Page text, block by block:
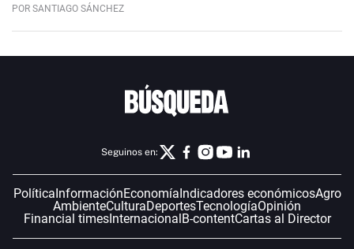
POR SANTIAGO SÁNCHEZ
Seguinos en:
Política InformaciónEconomía Indicadores económicosAgro
AmbienteCulturaDeportesTecnologíaOpinión
Financial timesInternacional B-contentCartas al Director